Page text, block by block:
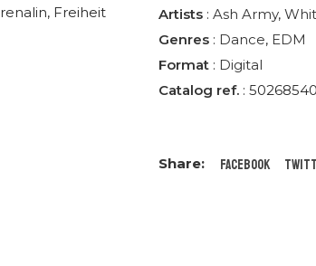
Freiheit
Artists : Ash Army,
Genres : Dance, EDM
Format : Digital
Catalog ref. :
Facebook